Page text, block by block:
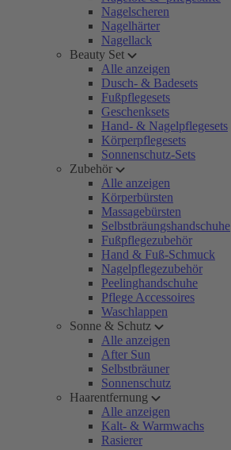
Nagelscheren
Nagelhärter
Nagellack
Beauty Set
Alle anzeigen
Dusch- & Badesets
Fußpflegesets
Geschenksets
Hand- & Nagelpflegesets
Körperpflegesets
Sonnenschutz-Sets
Zubehör
Alle anzeigen
Körperbürsten
Massagebürsten
Selbstbräungshandschuhe
Fußpflegezubehör
Hand & Fuß-Schmuck
Nagelpflegezubehör
Peelinghandschuhe
Pflege Accessoires
Waschlappen
Sonne & Schutz
Alle anzeigen
After Sun
Selbstbräuner
Sonnenschutz
Haarentfernung
Alle anzeigen
Kalt- & Warmwachs
Rasierer